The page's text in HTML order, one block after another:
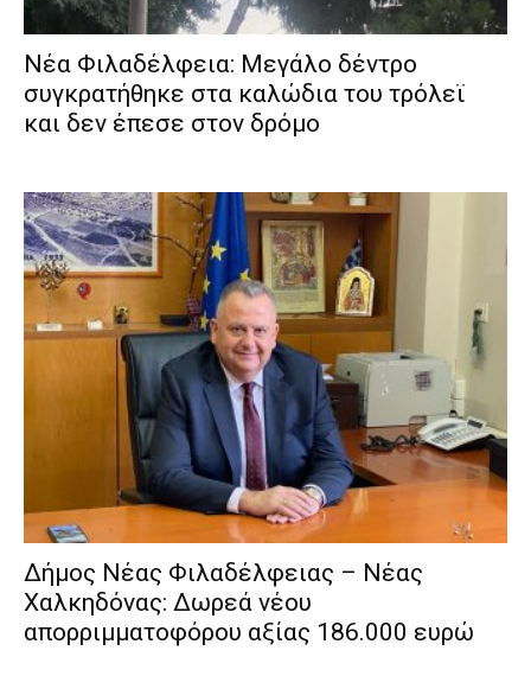
Νέα Φιλαδέλφεια: Μεγάλο δέντρο
συγκρατήθηκε στα καλώδια του τρόλεϊ
και δεν έπεσε στον δρόμο
Δήμος Νέας Φιλαδέλφειας – Νέας
Χαλκηδόνας: Δωρεά νέου
απορριμματοφόρου αξίας 186.000 ευρώ